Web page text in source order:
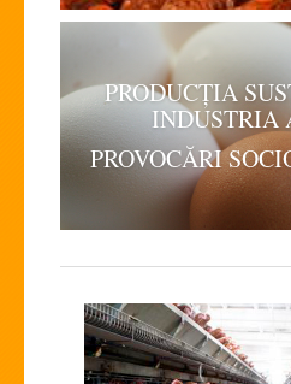
PRODUCȚIA
INDUSTRIA
PROVOCĂRI